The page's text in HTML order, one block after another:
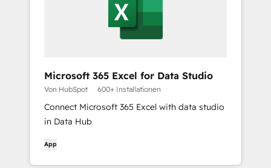
Microsoft 365 Excel for Data Studio
Von HubSpot 600+ Installationen
Connect Microsoft 365 Excel with data studio
in Data Hub
App